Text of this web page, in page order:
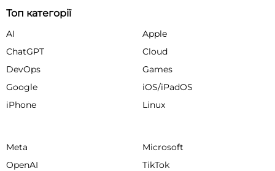
Топ категорії
AI
Apple
ChatGPT
Cloud
DevOps
Games
Google
iOS/iPadOS
iPhone
Linux
Meta
Microsoft
OpenAI
TikTok